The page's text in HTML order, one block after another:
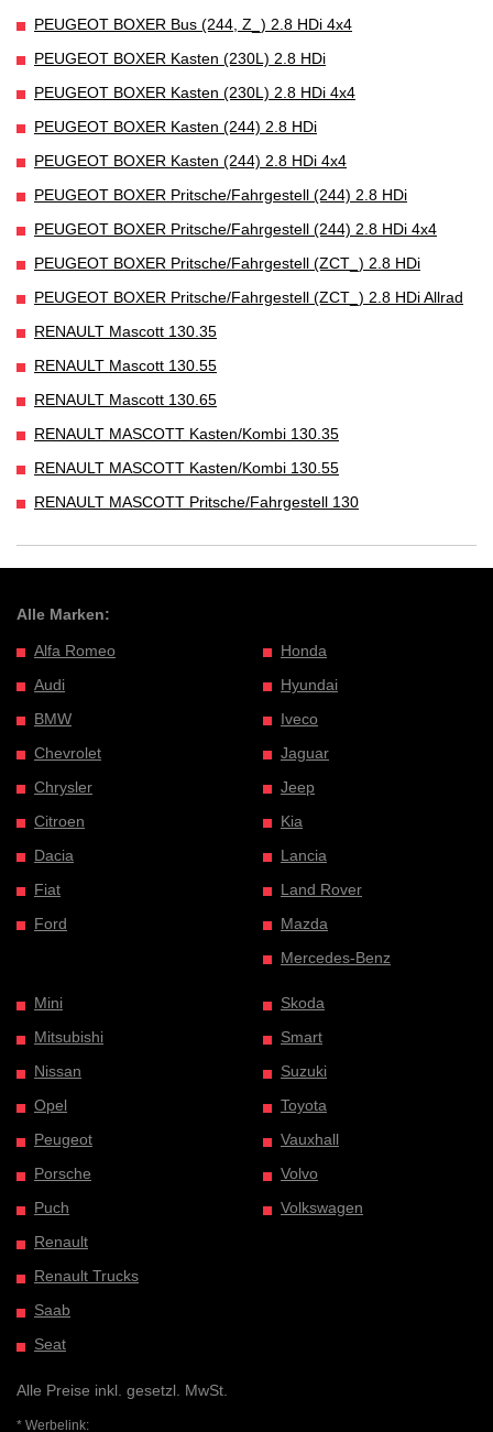
PEUGEOT BOXER Bus (244, Z_) 2.8 HDi 4x4
PEUGEOT BOXER Kasten (230L) 2.8 HDi
PEUGEOT BOXER Kasten (230L) 2.8 HDi 4x4
PEUGEOT BOXER Kasten (244) 2.8 HDi
PEUGEOT BOXER Kasten (244) 2.8 HDi 4x4
PEUGEOT BOXER Pritsche/Fahrgestell (244) 2.8 HDi
PEUGEOT BOXER Pritsche/Fahrgestell (244) 2.8 HDi 4x4
PEUGEOT BOXER Pritsche/Fahrgestell (ZCT_) 2.8 HDi
PEUGEOT BOXER Pritsche/Fahrgestell (ZCT_) 2.8 HDi Allrad
RENAULT Mascott 130.35
RENAULT Mascott 130.55
RENAULT Mascott 130.65
RENAULT MASCOTT Kasten/Kombi 130.35
RENAULT MASCOTT Kasten/Kombi 130.55
RENAULT MASCOTT Pritsche/Fahrgestell 130
Alle Marken:
Alfa Romeo
Audi
BMW
Chevrolet
Chrysler
Citroen
Dacia
Fiat
Ford
Honda
Hyundai
Iveco
Jaguar
Jeep
Kia
Lancia
Land Rover
Mazda
Mercedes-Benz
Mini
Mitsubishi
Nissan
Opel
Peugeot
Porsche
Puch
Renault
Renault Trucks
Saab
Seat
Skoda
Smart
Suzuki
Toyota
Vauxhall
Volvo
Volkswagen
Alle Preise inkl. gesetzl. MwSt.
* Werbelink: